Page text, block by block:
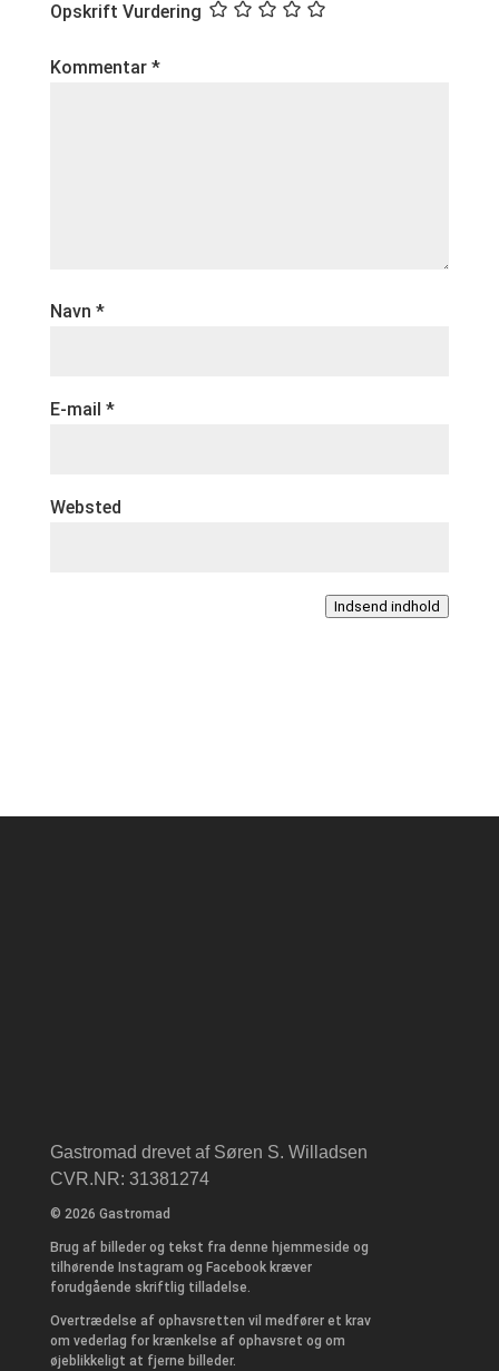
Opskrift Vurdering
Kommentar *
Navn *
E-mail *
Websted
Indsend indhold
Gastromad drevet af Søren S. Willadsen
CVR.NR: 31381274
© 2026 Gastromad
Brug af billeder og tekst fra denne hjemmeside og
tilhørende Instagram og Facebook kræver
forudgående skriftlig tilladelse.
Overtrædelse af ophavsretten vil medfører et krav
om vederlag for krænkelse af ophavsret og om
øjeblikkeligt at fjerne billeder.